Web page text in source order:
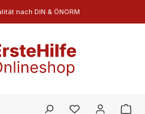
nach DIN & ÖNORM
Du hast 0